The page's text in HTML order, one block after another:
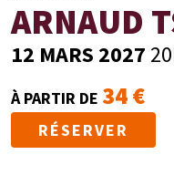
ARNAUD
12 MARS 2027
À PARTIR DE 34 €
RÉSERVER